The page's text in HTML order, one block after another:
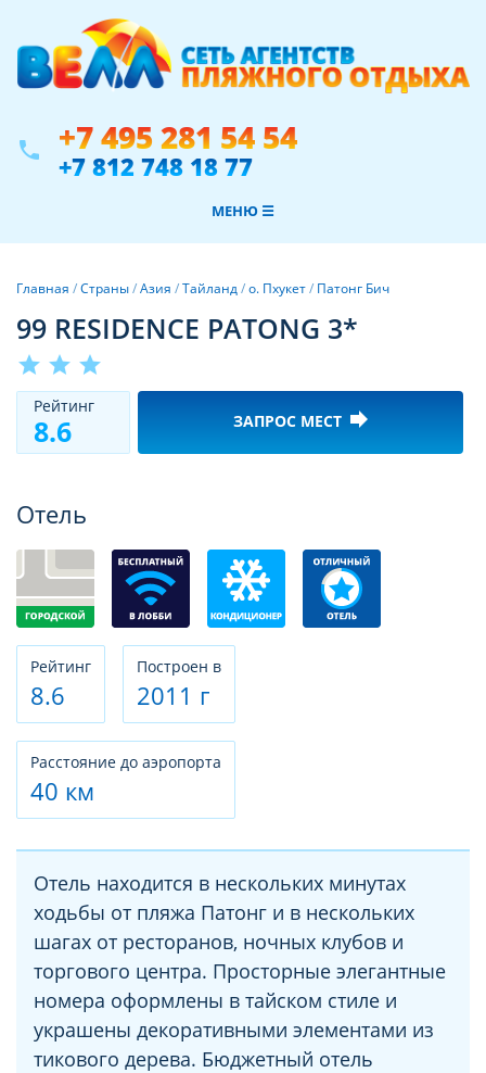
phone +7 495 281 54 54
+7 812 748 18 77
МЕНЮ ☰
Главная /Страны/Азия /Тайланд/о. Пхукет/ Патонг Бич
99 RESIDENCE PATONG 3*
star star star
Рeйтинг
8.6 ЗАПРОС МЕСТ forward
Отель
Рeйтинг
8.6
Построен в
2011 г
Расстояние до аэропорта
40 км
Отель находится в нескольких минутах
ходьбы от пляжа Патонг и в нескольких
шагах от ресторанов, ночных клубов и
торгового центра. Просторные элегантные
номера оформлены в тайском стиле и
украшены декоративными элементами из
тикового дерева. Бюджетный отель